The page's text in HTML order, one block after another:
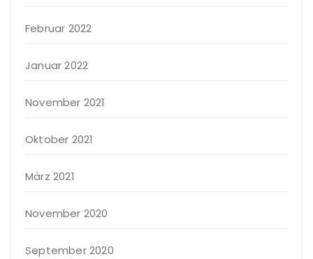
Februar 2022
Januar 2022
November 2021
Oktober 2021
März 2021
November 2020
September 2020